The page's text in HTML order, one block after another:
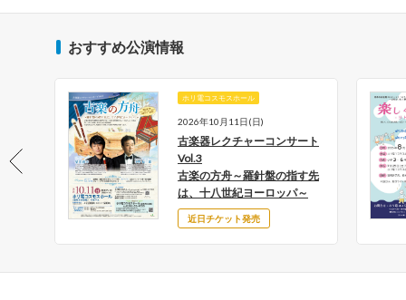
おすすめ公演情報
ち
ホリ電コスモスホール
2026年10月11日(日)
古楽器レクチャーコンサート
Vol.3
古楽の方舟～羅針盤の指す先
は、十八世紀ヨーロッパ～
近日チケット発売